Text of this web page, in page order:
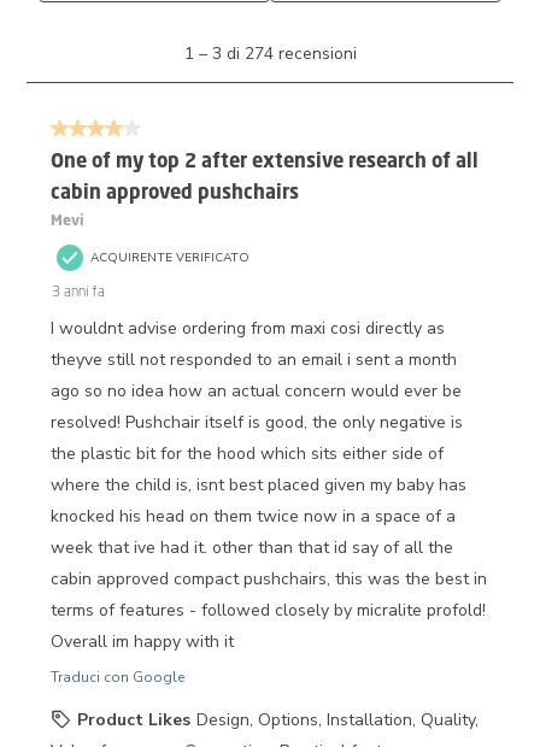
3
274
recensioni.
1 – 3 di 274 recensioni
4 su 5 stelle.
One of my top 2 after extensive research of all
cabin approved pushchairs
Mevi
ACQUIRENTE VERIFICATO
3 anni fa
I wouldnt advise ordering from maxi cosi directly as
theyve still not responded to an email i sent a month
ago so no idea how an actual concern would ever be
resolved! Pushchair itself is good, the only negative is
the plastic bit for the hood which sits either side of
where the child is, isnt best placed given my baby has
knocked his head on them twice now in a space of a
week that ive had it. other than that id say of all the
cabin approved compact pushchairs, this was the best in
terms of features - followed closely by micralite profold!
Overall im happy with it
Traduci con Google
Product Likes Design, Options, Installation, Quality,